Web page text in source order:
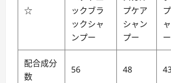
☆
ックブラ
ックシャ
ンプー
プケア
シャン
プー
ー
配合成分
数
56 48